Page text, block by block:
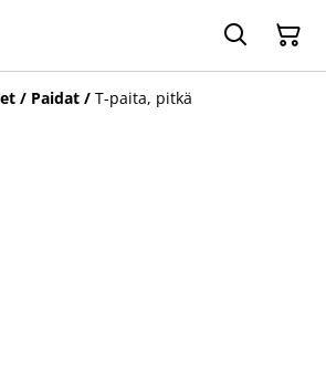
/ Paidat / T-paita, pitkä